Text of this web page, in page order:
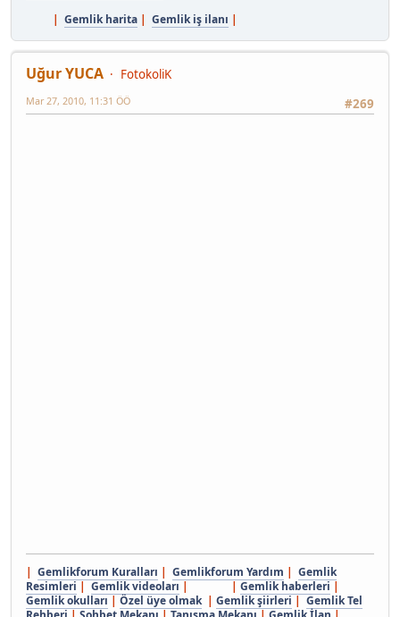
| Gemlik harita | Gemlik iş ilanı |
Uğur YUCA
FotokoliK
#269
Mar 27, 2010, 11:31 ÖÖ
| Gemlikforum Kuralları | Gemlikforum Yardım | Gemlik
Resimleri | Gemlik videoları | | Gemlik haberleri |
Gemlik okulları | Özel üye olmak| Gemlik şiirleri | Gemlik Tel